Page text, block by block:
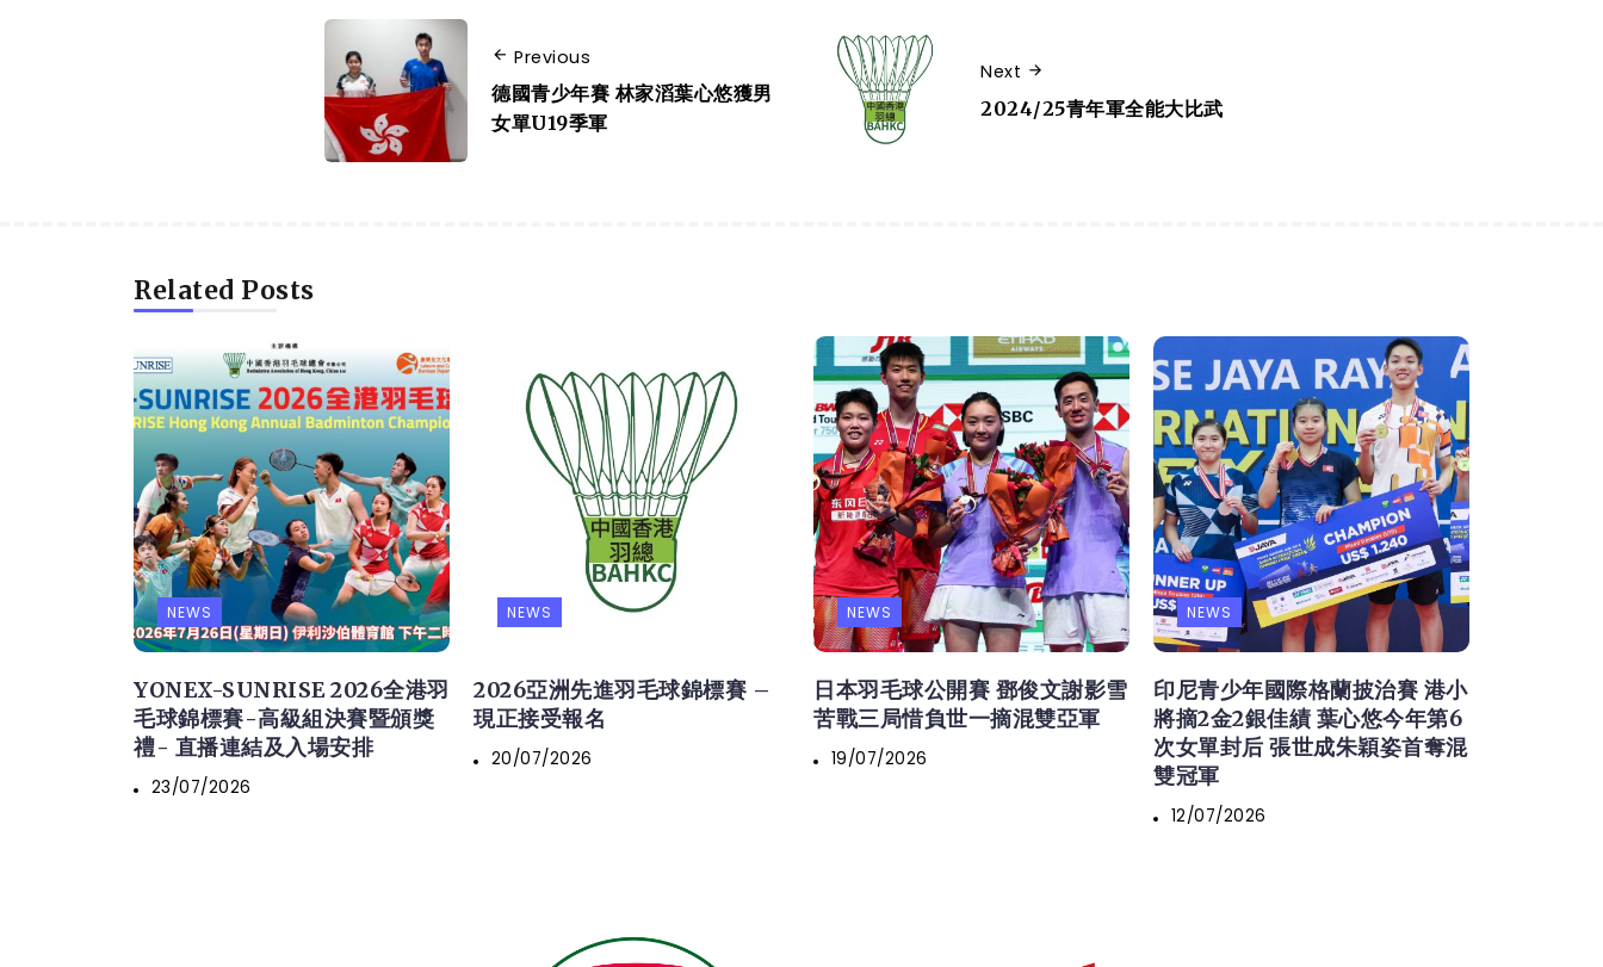
Previous
德國青少年賽 林家滔葉心悠獲男
女單U19季軍
Next
2024/25青年軍全能大比武
Related Posts
NEWS
YONEX-SUNRISE 2026全港羽
毛球錦標賽-高級組決賽暨頒獎
禮- 直播連結及入場安排
23/07/2026
NEWS
2026亞洲先進羽毛球錦標賽 –
現正接受報名
20/07/2026
NEWS
日本羽毛球公開賽 鄧俊文謝影雪
苦戰三局惜負世一摘混雙亞軍
19/07/2026
NEWS
印尼青少年國際格蘭披治賽 港小
將摘2金2銀佳績 葉心悠今年第6
次女單封后 張世成朱穎姿首奪混
雙冠軍
12/07/2026